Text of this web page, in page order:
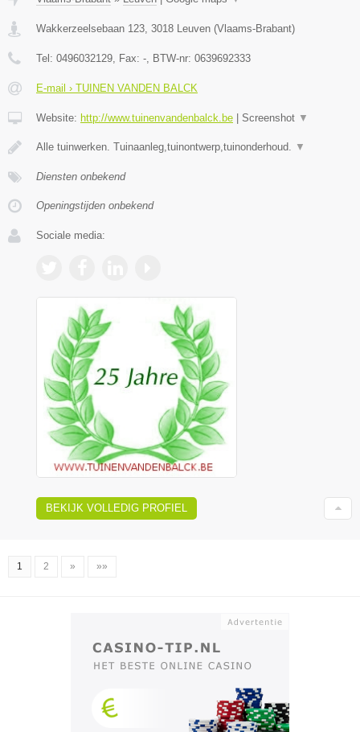
Wakkerzeelsebaan 123 3018 Leuven (Vlaams-Brabant)
Tel: 0496032129 , Fax: - , BTW-nr: 0639692333
E-mail › TUINEN VANDEN BALCK
Website: http://www.tuinenvandenbalck.be Screenshot ▼
Alle tuinwerken. Tuinaanleg,tuinontwerp,tuinonderhoud. ▼
Diensten onbekend
Openingstijden onbekend
Sociale media:
BEKIJK VOLLEDIG PROFIEL
1 2 » »»